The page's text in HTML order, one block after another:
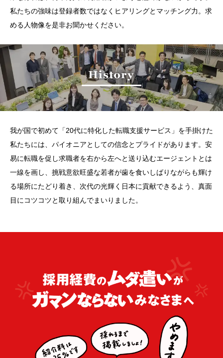
私たちの強味は登録者数ではなくヒアリングとマッチング力。求
める人物像を是非お聞かせください。
我が国で初めて「20代に特化した転職支援サービス」を手掛けた
私たちには、パイオニアとしての信念とプライドがあります。安
易に転職を促し求職者を右から左へと送り込むエージェントとは
一線を画し、挑戦意欲旺盛な若者が歯を食いしばりながらも輝け
る場所にたどり着き、次代の光輝く日本に貢献できるよう、真面
目にコツコツと取り組んでまいりました。